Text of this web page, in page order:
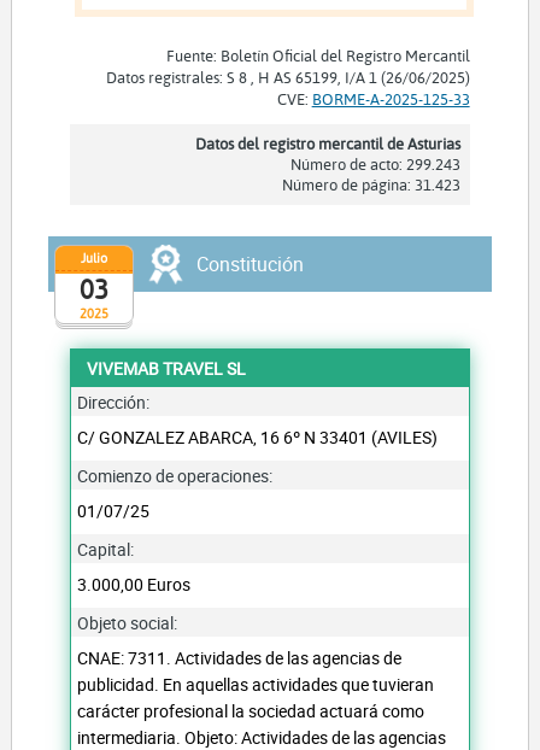
Fuente: Boletín Oficial del Registro Mercantil
Datos registrales: S 8 , H AS 65199, I/A 1 (26/06/2025)
CVE: BORME-A-2025-125-33
Datos del registro mercantil de Asturias
Número de acto: 299.243
Número de página: 31.423
2025
Julio
03
Constitución
VIVEMAB TRAVEL SL
Dirección:
C/ GONZALEZ ABARCA, 16 6º N 33401 (AVILES)
Comienzo de operaciones:
01/07/25
Capital:
3.000,00 Euros
Objeto social:
CNAE: 7311. Actividades de las agencias de
publicidad. En aquellas actividades que tuvieran
carácter profesional la sociedad actuará como
intermediaria. Objeto: Actividades de las agencias